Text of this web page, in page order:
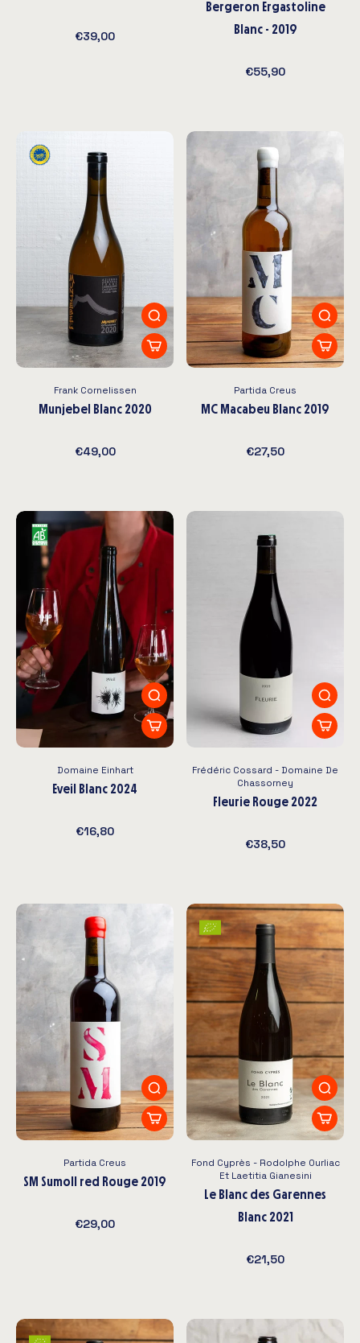
€39,00
Bergeron Ergastoline
Blanc - 2019
€55,90
Frank Cornelissen
Munjebel Blanc 2020
€49,00
Partida Creus
MC Macabeu Blanc 2019
€27,50
Domaine Einhart
Eveil Blanc 2024
€16,80
Frédéric Cossard - Domaine De
Chassorney
Fleurie Rouge 2022
€38,50
Partida Creus
SM Sumoll red Rouge 2019
€29,00
Fond Cyprès - Rodolphe Ourliac
Et Laetitia Gianesini
Le Blanc des Garennes
Blanc 2021
€21,50